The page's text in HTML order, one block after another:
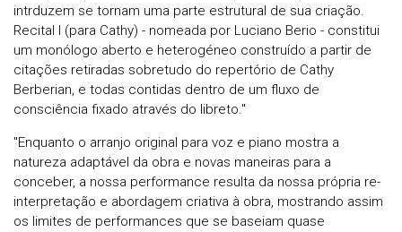
intrduzem se tornam uma parte estrutural de sua criação.
Recital I (para Cathy) - nomeada por Luciano Berio - constitui
um monólogo aberto e heterogéneo construído a partir de
citações retiradas sobretudo do repertório de Cathy
Berberian, e todas contidas dentro de um fluxo de
consciência fixado através do libreto."
"Enquanto o arranjo original para voz e piano mostra a
natureza adaptável da obra e novas maneiras para a
conceber, a nossa performance resulta da nossa própria re-
interpretação e abordagem criativa à obra, mostrando assim
os limites de performances que se baseiam quase